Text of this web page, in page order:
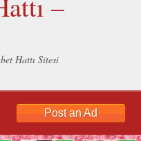
Hattı Sitesi
Post an Ad